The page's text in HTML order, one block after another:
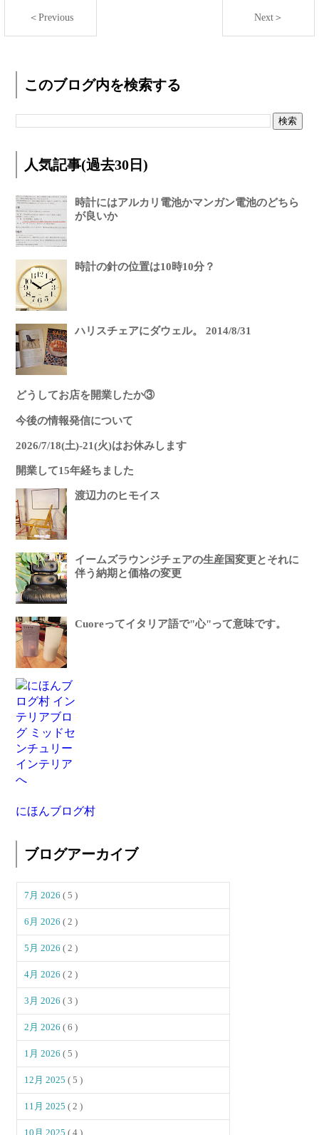
＜Previous Next＞
このブログ内を検索する
人気記事(過去30日)
時計にはアルカリ電池かマンガン電池のどちら
が良いか
時計の針の位置は10時10分？
ハリスチェアにダウェル。 2014/8/31
どうしてお店を開業したか③
今後の情報発信について
2026/7/18(土)-21(火)はお休みします
開業して15年経ちました
渡辺力のヒモイス
イームズラウンジチェアの生産国変更とそれに
伴う納期と価格の変更
Cuoreってイタリア語で"心"って意味です。
にほんブログ村
ブログアーカイブ
7月 2026( 5 )
6月 2026( 2 )
5月 2026( 2 )
4月 2026( 2 )
3月 2026( 3 )
2月 2026( 6 )
1月 2026( 5 )
12月 2025( 5 )
11月 2025( 2 )
10月 2025( 4 )